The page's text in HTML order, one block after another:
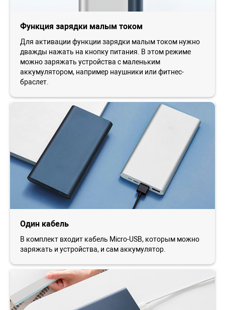
Функция зарядки малым током
Для активации функции зарядки малым током нужно
дважды нажать на кнопку питания. В этом режиме
можно заряжать устройства с маленьким
аккумулятором, например наушники или фитнес-
браслет.
Один кабель
В комплект входит кабель Micro-USB, которым можно
заряжать и устройства, и сам аккумулятор.